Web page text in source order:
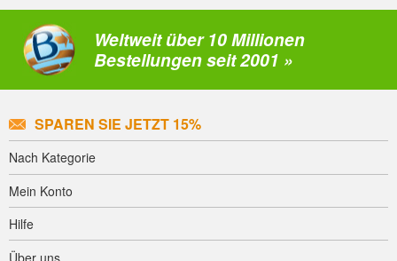
Weltweit über 10 Millionen
Bestellungen seit 2001 »
SPAREN SIE JETZT 15%
Nach Kategorie
Mein Konto
Hilfe
Über uns